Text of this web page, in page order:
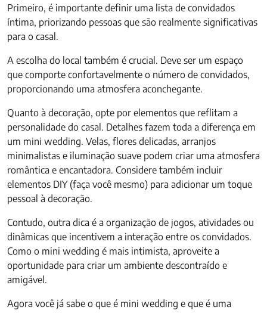
Primeiro, é importante definir uma lista de convidados
íntima, priorizando pessoas que são realmente significativas
para o casal.
A escolha do local também é crucial. Deve ser um espaço
que comporte confortavelmente o número de convidados,
proporcionando uma atmosfera aconchegante.
Quanto à decoração, opte por elementos que reflitam a
personalidade do casal. Detalhes fazem toda a diferença em
um mini wedding. Velas, flores delicadas, arranjos
minimalistas e iluminação suave podem criar uma atmosfera
romântica e encantadora. Considere também incluir
elementos DIY (faça você mesmo) para adicionar um toque
pessoal à decoração.
Contudo, outra dica é a organização de jogos, atividades ou
dinâmicas que incentivem a interação entre os convidados.
Como o mini wedding é mais intimista, aproveite a
oportunidade para criar um ambiente descontraído e
amigável.
Agora você já sabe o que é mini wedding e que é uma